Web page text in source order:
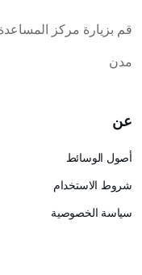
قم بزيارة مركز المساعدة
مدن
عن
أصول الوسائط
شروط الاستخدام
سياسة الخصوصية